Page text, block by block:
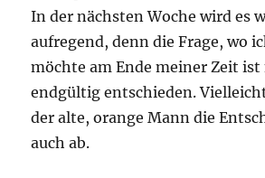
In der nächsten Woche wird es
aufregend, denn die Frage, wo
möchte am Ende meiner Zeit
endgültig entschieden.
der alte, orange Mann die
auch ab.